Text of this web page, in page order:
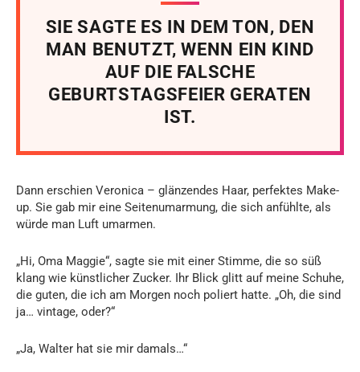
SIE SAGTE ES IN DEM TON, DEN
MAN BENUTZT, WENN EIN KIND
AUF DIE FALSCHE
GEBURTSTAGSFEIER GERATEN
IST.
Dann erschien Veronica – glänzendes Haar, perfektes Make-
up. Sie gab mir eine Seitenumarmung, die sich anfühlte, als
würde man Luft umarmen.
„Hi, Oma Maggie“, sagte sie mit einer Stimme, die so süß
klang wie künstlicher Zucker. Ihr Blick glitt auf meine Schuhe,
die guten, die ich am Morgen noch poliert hatte. „Oh, die sind
ja… vintage, oder?“
„Ja, Walter hat sie mir damals…“